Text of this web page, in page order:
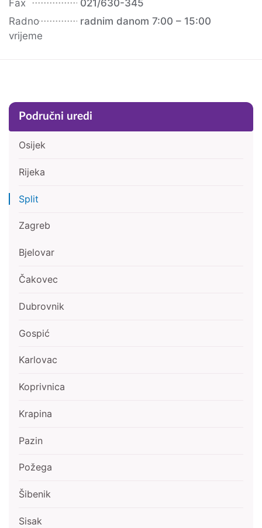
Fax
021/630-345
Radno
vrijeme
radnim danom 7:00 – 15:00
Bočna traka
Pretraga
Područni uredi
Osijek
Rijeka
Split
Zagreb
Bjelovar
Čakovec
Dubrovnik
Gospić
Karlovac
Koprivnica
Krapina
Pazin
Požega
Šibenik
Sisak